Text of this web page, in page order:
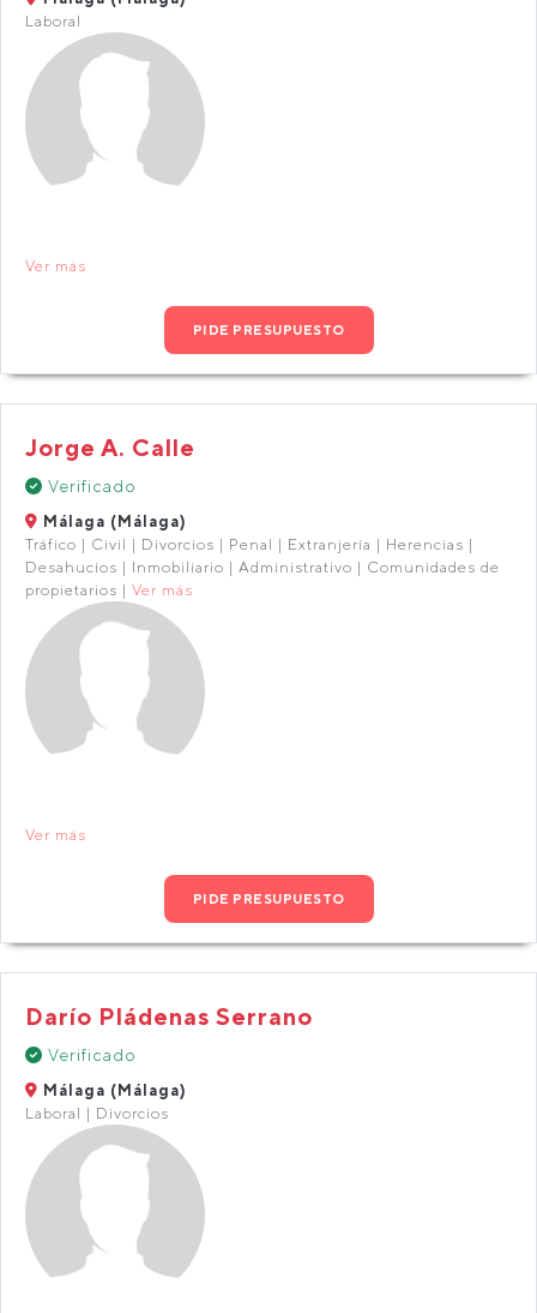
Laboral
Ver más
PIDE PRESUPUESTO
Jorge A. Calle
Verificado
Málaga (Málaga)
Tráfico | Civil | Divorcios | Penal | Extranjería | Herencias |
Desahucios | Inmobiliario | Administrativo | Comunidades de
propietarios | Ver más
Ver más
PIDE PRESUPUESTO
Darío Pládenas Serrano
Verificado
Málaga (Málaga)
Laboral | Divorcios